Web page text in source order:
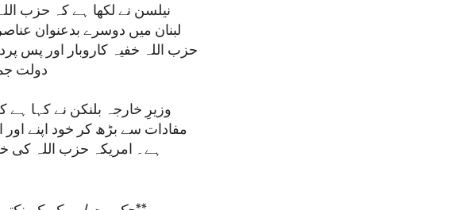
نیلسن نے لکھا ہے کہ حزب
لبنان میں دوسرے بدعنوان
حزب اللہ خفیہ کاروبار اور پس
دولت
وزیرِ خارجہ بلنکن نے کہا ہے
مفادات سے بڑھ کر خود اپنے
ہے۔ امریکہ حزب اللہ کی